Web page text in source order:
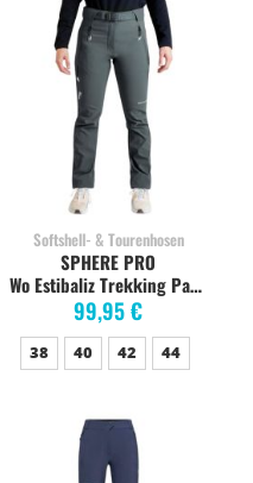
Softshell- & Tourenhosen
Wo Estibaliz Trekking Pants gris baikal
99,95 €
SPHERE PRO
38 40 42 44